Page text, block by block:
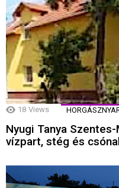
18 Views
Nyugi Tanya
vízpart, stég és